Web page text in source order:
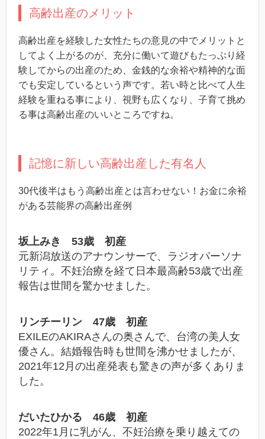
高齢出産のメリット
高齢出産を経験した女性たちの意見の中でメリットと
してよく上がるのが、充分に働いて遊びもたっぷり経
験してからの出産のため、金銭的な余裕や精神的な面
でも安定しているという声です。若い時と比べて人生
経験を重ねる事により、視野も広くなり、子育て挑め
る事は高齢出産のいいところですね。
記憶に新しい高齢出産した有名人
30代後半はもう高齢出産とは言わせない！お金に余裕
がある芸能界の高齢出産例
坂上みき 53歳 初産
元新潟放送のアナウンサーで、ラジオパーソナ
リティ。不妊治療を経て日本最高齢53歳で出産
報告は世間を驚かせました。
リンチーリン 47歳 初産
EXILEのAKIRAさんの奥さんで、台湾の美人女
優さん。結婚報告時も世間を沸かせましたが、
2021年12月の出産発表も驚きの声が多くありま
した。
だいたひかる 46歳 初産
2022年1月に乳がん、不妊治療を乗り越えての